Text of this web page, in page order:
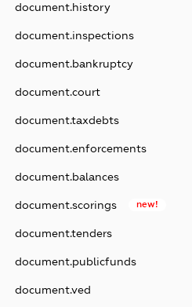
document.history
document.inspections
document.bankruptcy
document.court
document.taxdebts
document.enforcements
document.balances
document.scorings new!
document.tenders
document.publicfunds
document.ved